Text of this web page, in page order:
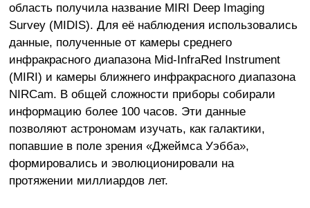
область получила название MIRI Deep Imaging
Survey (MIDIS). Для её наблюдения использовались
данные, полученные от камеры среднего
инфракрасного диапазона Mid-InfraRed Instrument
(MIRI) и камеры ближнего инфракрасного диапазона
NIRCam. В общей сложности приборы собирали
информацию более 100 часов. Эти данные
позволяют астрономам изучать, как галактики,
попавшие в поле зрения «Джеймса Уэбба»,
формировались и эволюционировали на
протяжении миллиардов лет.